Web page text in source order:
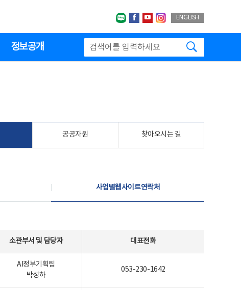
네이버블로그
페이스북
유투브인스타그랩
ENGLISH
정보공개
공공자원 찾아오시는 길
사업별웹사이트연락처
소관부서 및 담당자 대표전화
AI정부기획팀
박성하
053-230-1642